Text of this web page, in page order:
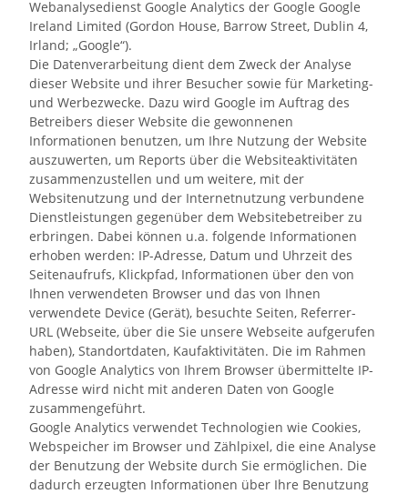
Webanalysedienst Google Analytics der Google Google
Ireland Limited (Gordon House, Barrow Street, Dublin 4,
Irland; „Google“).
Die Datenverarbeitung dient dem Zweck der Analyse
dieser Website und ihrer Besucher sowie für Marketing-
und Werbezwecke. Dazu wird Google im Auftrag des
Betreibers dieser Website die gewonnenen
Informationen benutzen, um Ihre Nutzung der Website
auszuwerten, um Reports über die Websiteaktivitäten
zusammenzustellen und um weitere, mit der
Websitenutzung und der Internetnutzung verbundene
Dienstleistungen gegenüber dem Websitebetreiber zu
erbringen. Dabei können u.a. folgende Informationen
erhoben werden: IP-Adresse, Datum und Uhrzeit des
Seitenaufrufs, Klickpfad, Informationen über den von
Ihnen verwendeten Browser und das von Ihnen
verwendete Device (Gerät), besuchte Seiten, Referrer-
URL (Webseite, über die Sie unsere Webseite aufgerufen
haben), Standortdaten, Kaufaktivitäten. Die im Rahmen
von Google Analytics von Ihrem Browser übermittelte IP-
Adresse wird nicht mit anderen Daten von Google
zusammengeführt.
Google Analytics verwendet Technologien wie Cookies,
Webspeicher im Browser und Zählpixel, die eine Analyse
der Benutzung der Website durch Sie ermöglichen. Die
dadurch erzeugten Informationen über Ihre Benutzung